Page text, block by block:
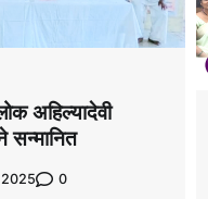
अहिल्यादेवी
सन्मानित
2025 0